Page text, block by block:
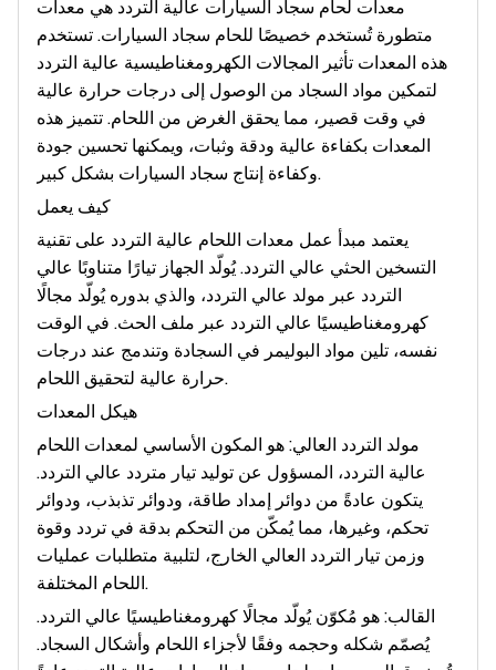
معدات لحام سجاد السيارات عالية التردد هي معدات
متطورة تُستخدم خصيصًا للحام سجاد السيارات. تستخدم
هذه المعدات تأثير المجالات الكهرومغناطيسية عالية التردد
لتمكين مواد السجاد من الوصول إلى درجات حرارة عالية
في وقت قصير، مما يحقق الغرض من اللحام. تتميز هذه
المعدات بكفاءة عالية ودقة وثبات، ويمكنها تحسين جودة
وكفاءة إنتاج سجاد السيارات بشكل كبير.
كيف يعمل
يعتمد مبدأ عمل معدات اللحام عالية التردد على تقنية
التسخين الحثي عالي التردد. يُولّد الجهاز تيارًا متناوبًا عالي
التردد عبر مولد عالي التردد، والذي بدوره يُولّد مجالًا
كهرومغناطيسيًا عالي التردد عبر ملف الحث. في الوقت
نفسه، تلين مواد البوليمر في السجادة وتندمج عند درجات
حرارة عالية لتحقيق اللحام.
هيكل المعدات
مولد التردد العالي: هو المكون الأساسي لمعدات اللحام
عالية التردد، المسؤول عن توليد تيار متردد عالي التردد.
يتكون عادةً من دوائر إمداد طاقة، ودوائر تذبذب، ودوائر
تحكم، وغيرها، مما يُمكّن من التحكم بدقة في تردد وقوة
وزمن تيار التردد العالي الخارج، لتلبية متطلبات عمليات
اللحام المختلفة.
القالب: هو مُكوّن يُولّد مجالًا كهرومغناطيسيًا عالي التردد.
يُصمّم شكله وحجمه وفقًا لأجزاء اللحام وأشكال السجاد.